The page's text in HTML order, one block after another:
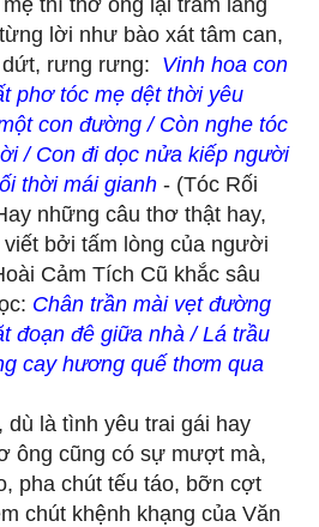
lời như bào xát tâm can,
rưng rưng: Vinh hoa con
phơ tóc mẹ dệt thời yêu
con đường / Còn nghe tóc
/ Con đi dọc nửa kiếp người
thời mái gianh- (Tóc Rối
những câu thơ thật hay,
bởi tấm lòng của người
Cảm Tích Cũ khắc sâu
Chân trần mài vẹt đường
đoạn đê giữa nhà / Lá trầu
cay hương quế thơm qua
là tình yêu trai gái hay
ông cũng có sự mượt mà,
pha chút tếu táo, bỡn cợt
chút khệnh khạng của Văn